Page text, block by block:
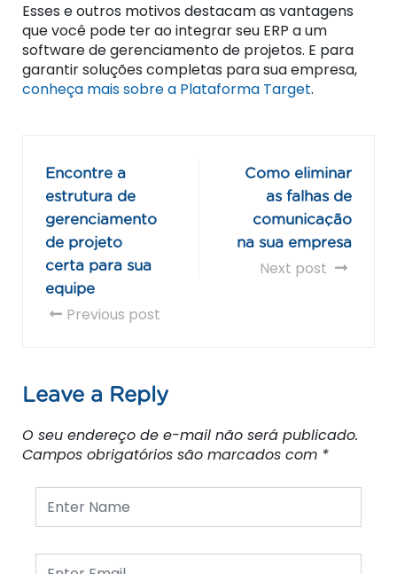
Esses e outros motivos destacam as vantagens
que você pode ter ao integrar seu ERP a um
software de gerenciamento de projetos. E para
garantir soluções completas para sua empresa,
conheça mais sobre a Plataforma Target.
Encontre a
estrutura de
gerenciamento
de projeto
certa para sua
equipe
Previous post
Como eliminar
as falhas de
comunicação
na sua empresa
Next post
Leave a Reply
O seu endereço de e-mail não será publicado.
Campos obrigatórios são marcados com *